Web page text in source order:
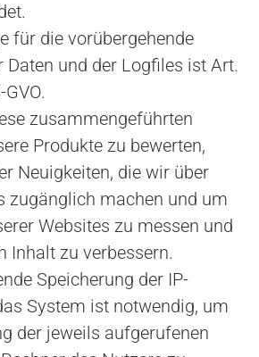
für die vorübergehende
Daten und der Logfiles ist Art.
zusammengeführten
Produkte zu bewerten,
Neuigkeiten, die wir über
zugänglich machen und um
Websites zu messen und
Inhalt zu verbessern.
Speicherung der IP-
System ist notwendig, um
der jeweils aufgerufenen